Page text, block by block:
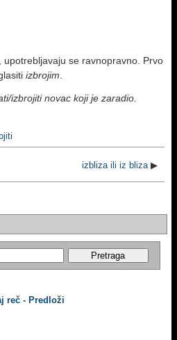
se ravnopravno. Prvo
izbrojim
izbrojiti novac koji je zaradio.
izbliza ili iz bliza▶
reč - Predloži